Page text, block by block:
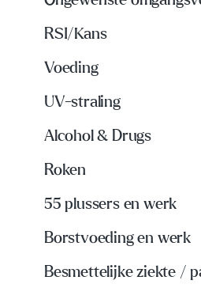
RSI/Kans
Voeding
UV-straling
Alcohol & Drugs
Roken
55 plussers en werk
Borstvoeding en werk
Besmettelijke ziekte /